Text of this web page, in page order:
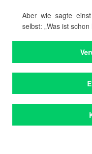
Aber wie sagte
selbst: „Was ist
Achternbusch,
Holzheimer,
Achternbusch,
Website des Verlags